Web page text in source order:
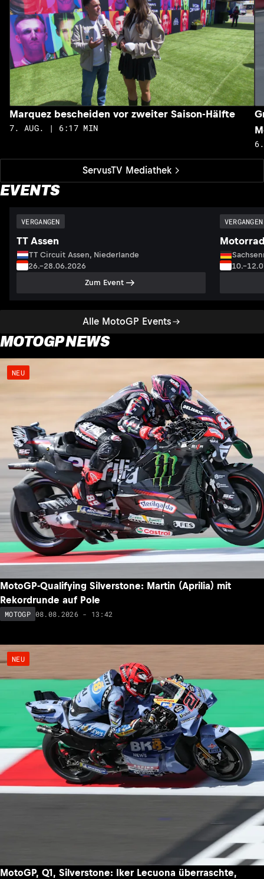
ServusTV Mediathek
Marquez bescheiden vor zweiter Saison-Hälfte
7. AUG. | 6:17 MIN
EVENTS
Alle MotoGP Events
VERGANGEN
TT Assen
TT Circuit Assen, Niederlande
26.–28.06.2026
Zum Event
VERGANGEN
MOTOGP NEWS
NEU
MotoGP-Qualifying Silverstone: Martin (Aprilia) mit
Rekordrunde auf Pole
MOTOGP 08.08.2026 - 13:42
NEU
MotoGP, Q1, Silverstone: Iker Lecuona überraschte,